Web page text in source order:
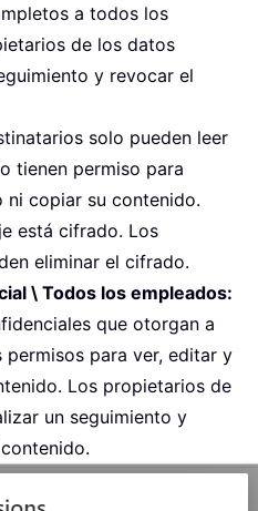
a todos los
de los datos
y revocar el
solo pueden leer
tienen permiso para
ni copiar su contenido.
está cifrado. Los
eliminar el cifrado.
\ Todos los empleados:
que otorgan a
para ver, editar y
Los propietarios de
un seguimiento y